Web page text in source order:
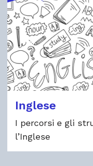
Inglese
I percorsi e gli
l’Inglese